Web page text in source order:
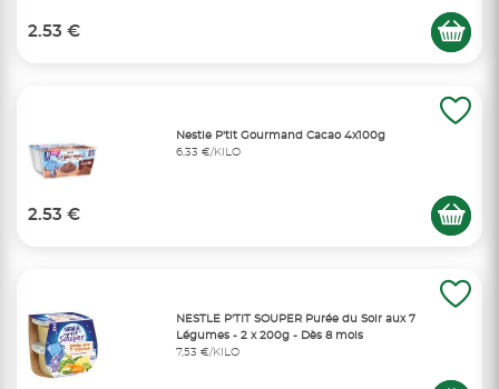
2.53 €
Nestle P'tit Gourmand Cacao 4x100g
6,33 €/KILO
2.53 €
NESTLE P'TIT SOUPER Purée du Soir aux 7
Légumes - 2 x 200g - Dès 8 mois
7,53 €/KILO